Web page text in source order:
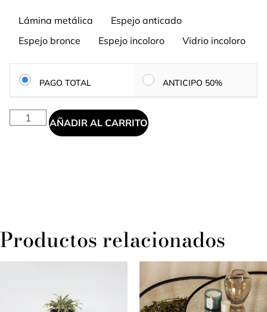
Lámina metálica
Espejo anticado
Espejo bronce
Espejo incoloro Vidrio incoloro
ANTICIPO 50%
PAGO TOTAL
AÑADIR AL CARRITO
Productos relacionados